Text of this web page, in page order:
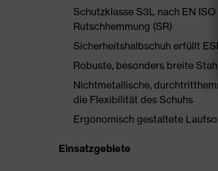
Schutzklasse S3L nach EN
Rutschhemmung (SR)
Sicherheitshalbschuh erfüllt
Robuste, besonders breite
Nichtmetallische,
die Flexibilität des Schuhs
Ergonomisch gestaltete
Einsatzgebiete